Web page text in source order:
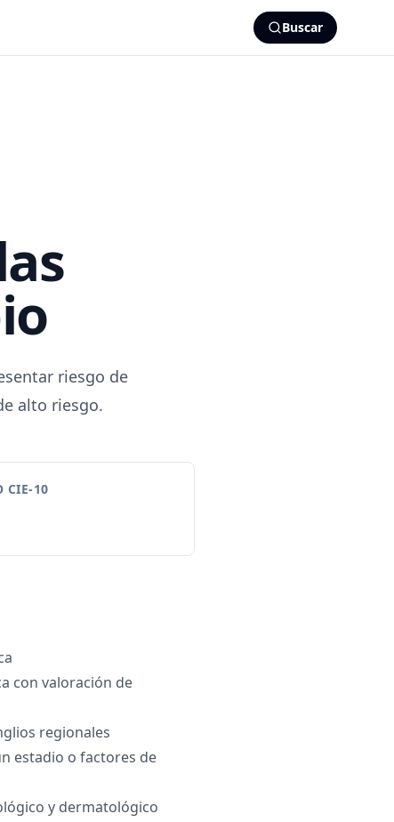
Buscar
riesgo de
alto riesgo.
CIE-10
con valoración de
regionales
estadio o factores de
y dermatológico